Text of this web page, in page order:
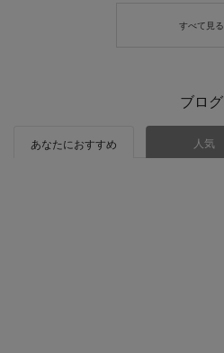
ブログ
あなたにおすすめ 人気